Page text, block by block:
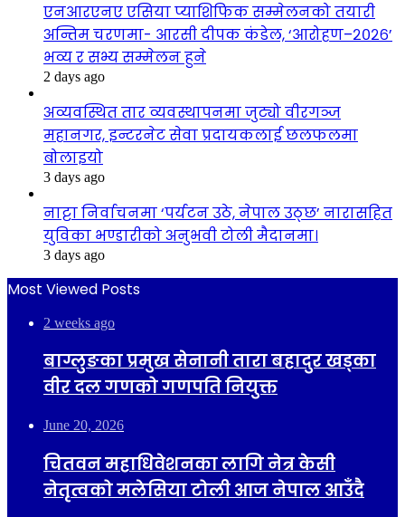
एनआरएनए एसिया प्याशिफिक सम्मेलनको तयारी
अन्तिम चरणमा- आरसी दीपक कंडेल, ‘आरोहण–२०२६’
भव्य र सभ्य सम्मेलन हुने
2 days ago
अव्यवस्थित तार व्यवस्थापनमा जुट्यो वीरगञ्ज
महानगर, इन्टरनेट सेवा प्रदायकलाई छलफलमा
बोलाइयो
3 days ago
नाट्टा निर्वाचनमा ‘पर्यटन उठे, नेपाल उठ्छ’ नारासहित
युविका भण्डारीको अनुभवी टोली मैदानमा।
3 days ago
Most Viewed Posts
2 weeks ago
बाग्लुङका प्रमुख सेनानी तारा बहादुर खड्का
वीर दल गणको गणपति नियुक्त
June 20, 2026
चितवन महाधिवेशनका लागि नेत्र केसी
नेतृत्वको मलेसिया टोली आज नेपाल आउँदै